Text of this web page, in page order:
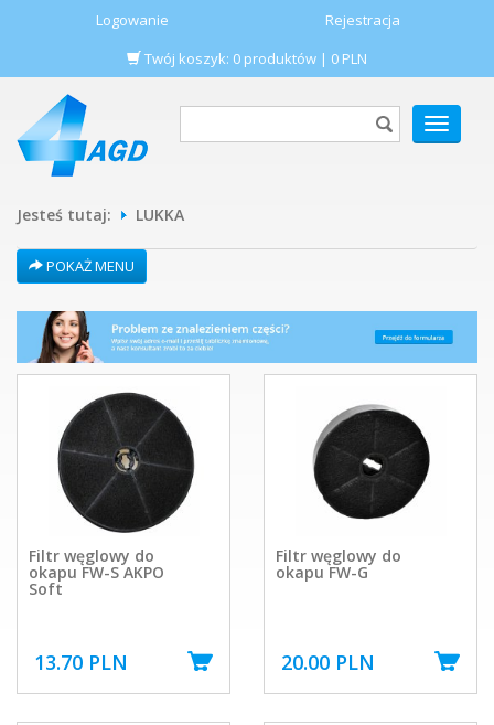
Logowanie
Rejestracja
Twój koszyk: 0 produktów | 0 PLN
POKAŻ
MENU
Jesteś tutaj: LUKKA
POKAŻ MENU
Filtr węglowy do
okapu FW-S AKPO
Soft
13.70 PLN
Filtr węglowy do
okapu FW-G
20.00 PLN